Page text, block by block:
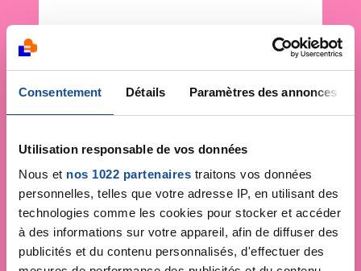
Consentement Détails Paramètres des annonces
Utilisation responsable de vos données
Nous et nos 1022 partenaires traitons vos données
personnelles, telles que votre adresse IP, en utilisant des
technologies comme les cookies pour stocker et accéder
à des informations sur votre appareil, afin de diffuser des
publicités et du contenu personnalisés, d'effectuer des